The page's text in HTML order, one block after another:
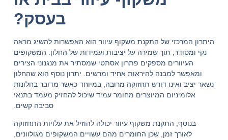
בעסק?
היתרון המרכזי של התקנת משקוף עיוור הוא האפשרות להשיג מראה
נקי ומסודר, תוך שמירה על יציבות ועמידות של החלון. המשקופים
העיוורים מספקים פתרון אסתטי שמסתיר את מנגנוני הצירים
ומאפשר למבנה להיראות אחיד ומרשים. יתרון נוסף הוא שהחלון
נשאר יציב ואינו דורש תחזוקה מרובה, במיוחד כאשר מדובר בחלונות
אלומיניום המיוצרים מחומר עמיד שיכול להחזיק מעמד בתנאי
סביבה קשים.
בנוסף, התקנת משקוף עיוור יכולה להוזיל את עלויות התחזוקה
לאורך זמן, שכן החומרים מהם עשויים המשקופים מגולוונים,